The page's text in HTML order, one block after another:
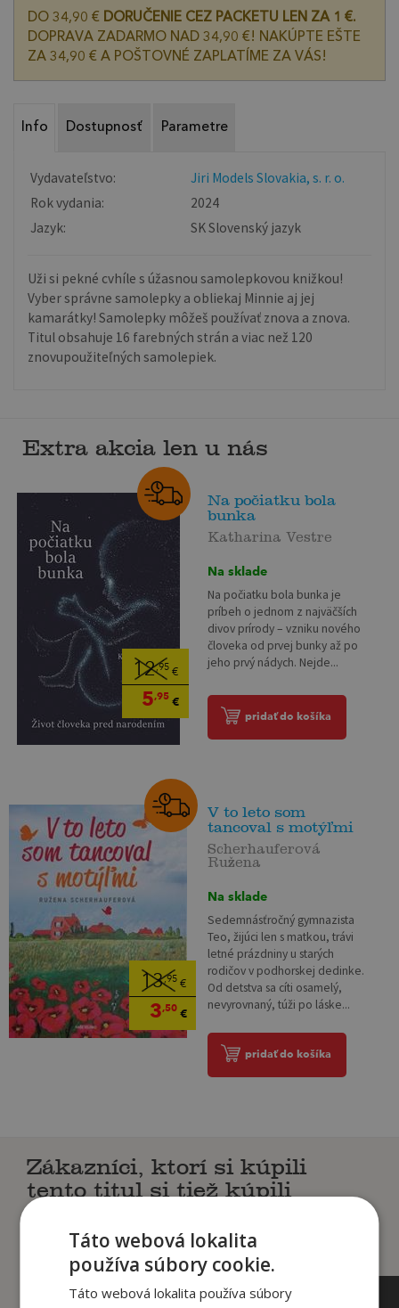
DO 34,90 € DORUČENIE CEZ PACKETU LEN ZA 1 €.
DOPRAVA ZADARMO NAD 34,90 €! NAKÚPTE EŠTE
ZA 34,90 € A POŠTOVNÉ ZAPLATÍME ZA VÁS!
Info Dostupnosť Parametre
Vydavateľstvo:
Jiri Models Slovakia, s. r. o.
Rok vydania:
2024
Jazyk:
SK Slovenský jazyk
Uži si pekné cvhíle s úžasnou samolepkovou knižkou!
Vyber správne samolepky a obliekaj Minnie aj jej
kamarátky! Samolepky môžeš používať znova a znova.
Titul obsahuje 16 farebných strán a viac než 120
znovupoužiteľných samolepiek.
Extra akcia len u nás
12,95 €
5,95 €
Na počiatku bola
bunka
Katharina Vestre
Na sklade
Na počiatku bola bunka je
príbeh o jednom z najväčších
divov prírody – vzniku nového
človeka od prvej bunky až po
jeho prvý nádych. Nejde...
pridať do košíka
13,95€
3,50€
V to leto som
tancoval s motýľmi
Scherhauferová
Ružena
Na sklade
Sedemnásťročný gymnazista
Teo, žijúci len s matkou, trávi
letné prázdniny u starých
rodičov v podhorskej dedinke.
Od detstva sa cíti osamelý,
nevyrovnaný, túži po láske...
pridať do košíka
Zákazníci, ktorí si kúpili
tento titul si tiež kúpili
Táto webová lokalita
používa súbory cookie.
Táto webová lokalita používa súbory